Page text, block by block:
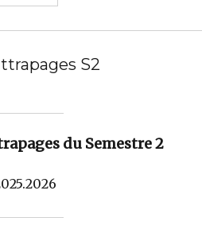
S2
du Semestre 2